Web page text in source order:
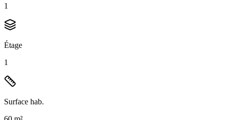
1
Étage
1
Surface hab.